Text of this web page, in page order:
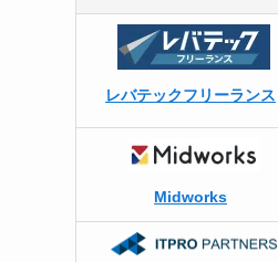
レバテックフリーランス
Midworks